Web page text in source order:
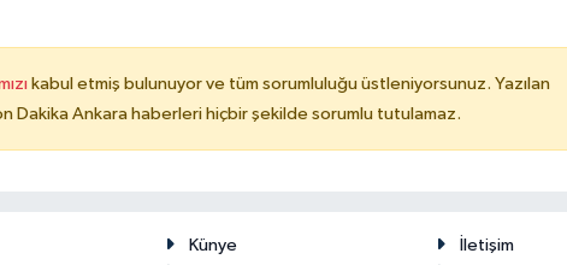
kabul etmiş bulunuyor ve tüm sorumluluğu üstleniyorsunuz. Yazılan
Dakika Ankara haberleri hiçbir şekilde sorumlu tutulamaz.
Künye
İletişim